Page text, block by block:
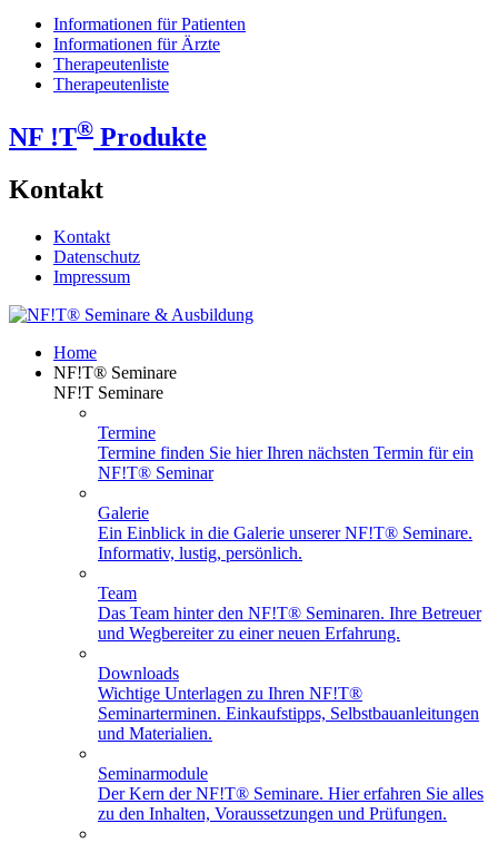
Informationen für Patienten
Informationen für Ärzte
Therapeutenliste
Therapeutenliste
NF !T® Produkte
Kontakt
Kontakt
Datenschutz
Impressum
Home
NF!T® Seminare
NF!T Seminare
Termine
Termine finden Sie hier Ihren nächsten Termin für ein
NF!T® Seminar
Galerie
Ein Einblick in die Galerie unserer NF!T® Seminare.
Informativ, lustig, persönlich.
Team
Das Team hinter den NF!T® Seminaren. Ihre Betreuer
und Wegbereiter zu einer neuen Erfahrung.
Downloads
Wichtige Unterlagen zu Ihren NF!T®
Seminarterminen. Einkaufstipps, Selbstbauanleitungen
und Materialien.
Seminarmodule
Der Kern der NF!T® Seminare. Hier erfahren Sie alles
zu den Inhalten, Voraussetzungen und Prüfungen.